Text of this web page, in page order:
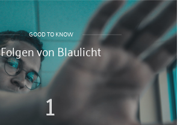
GOOD TO KNOW
Folgen von Blaulicht
1